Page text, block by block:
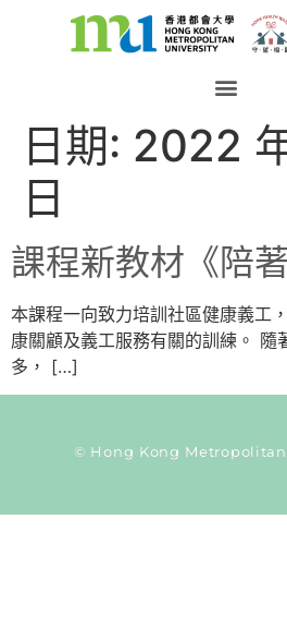
日期: 2022
日
課程新教材《陪
本課程一向致力培訓社區健康義工
康關顧及義工服務有關的訓練。 隨
多， […]
© Hong Kong